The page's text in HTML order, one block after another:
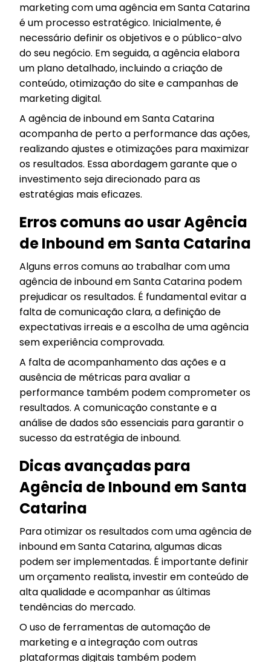
marketing com uma agência em Santa Catarina
é um processo estratégico. Inicialmente, é
necessário definir os objetivos e o público-alvo
do seu negócio. Em seguida, a agência elabora
um plano detalhado, incluindo a criação de
conteúdo, otimização do site e campanhas de
marketing digital.
A agência de inbound em Santa Catarina
acompanha de perto a performance das ações,
realizando ajustes e otimizações para maximizar
os resultados. Essa abordagem garante que o
investimento seja direcionado para as
estratégias mais eficazes.
Erros comuns ao usar Agência
de Inbound em Santa Catarina
Alguns erros comuns ao trabalhar com uma
agência de inbound em Santa Catarina podem
prejudicar os resultados. É fundamental evitar a
falta de comunicação clara, a definição de
expectativas irreais e a escolha de uma agência
sem experiência comprovada.
A falta de acompanhamento das ações e a
ausência de métricas para avaliar a
performance também podem comprometer os
resultados. A comunicação constante e a
análise de dados são essenciais para garantir o
sucesso da estratégia de inbound.
Dicas avançadas para
Agência de Inbound em Santa
Catarina
Para otimizar os resultados com uma agência de
inbound em Santa Catarina, algumas dicas
podem ser implementadas. É importante definir
um orçamento realista, investir em conteúdo de
alta qualidade e acompanhar as últimas
tendências do mercado.
O uso de ferramentas de automação de
marketing e a integração com outras
plataformas digitais também podem